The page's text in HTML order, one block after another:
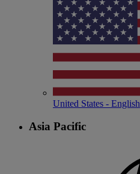
United States - English
Asia Pacific